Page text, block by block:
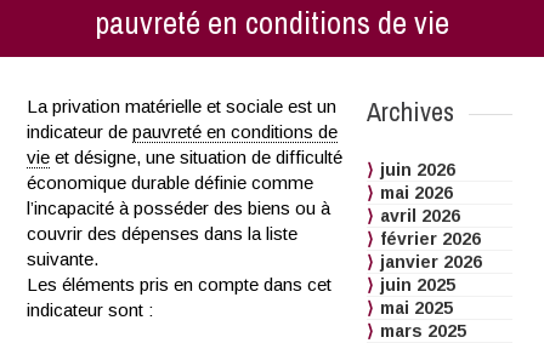
pauvreté en conditions de vie
La privation matérielle et sociale est un
indicateur depauvreté en conditions de
vie et désigne, une situation de difficulté
économique durable définie comme
l’incapacité à posséder des biens ou à
couvrir des dépenses dans la liste
suivante.
Les éléments pris en compte dans cet
indicateur sont :
Archives
juin 2026
mai 2026
avril 2026
février 2026
janvier 2026
juin 2025
mai 2025
mars 2025